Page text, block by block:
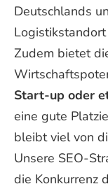
Deutschlands
Zudem bietet
Start-up oder
eine gute
bleibt viel von
Unsere SEO-
die Konkurrenz